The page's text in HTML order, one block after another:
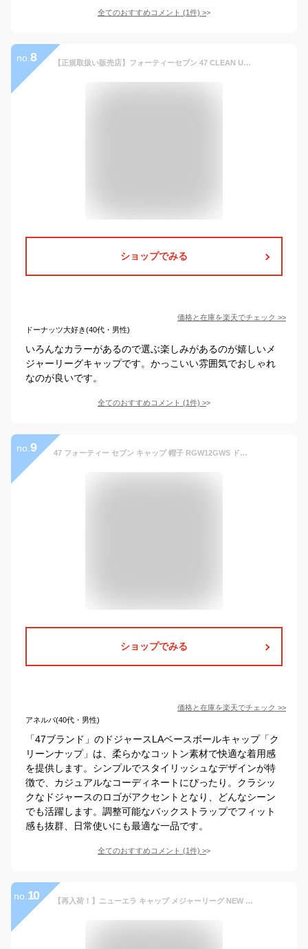
全てのおすすめコメント (1件) >
no. 8 【正規取扱い販売店】フォーティーセブン 47 CLEAN UP クリーンアップ メンズ レディース ユニセックス ジュニア キャップ ベースボールキャップ おしゃれ 人気 オールシーズン 男女兼用 MLB 日除け 紫外線対策 UVケア 日焼け予防 お出かけ メジャーリーグ
ショップでみる
価格と在庫を楽天でチェック >>
ドーナッツ大好き(40代・男性)
いろんなカラーがあるので選ぶ楽しみがあるのが嬉しいメ
ジャーリーグキャップです。かっこいい雰囲気でおしゃれ
なのが良いです。
全てのおすすめコメント (1件) >
no. 9 47 フォーティー セブン キャップ 帽子 RGW12GWS ドジャース LA ベースボールキャップ クリーンナップ 柔らか コットン 47BRAND DODGERS CLEAN UP
ショップでみる
価格と在庫を楽天でチェック >>
アネルバ(40代・男性)
「47ブランド」のドジャースLAベースボールキャップ「ク
リーンナップ」は、柔らかなコットン素材で快適な着用感
を提供します。シンプルでスタイリッシュなデザインが特
徴で、カジュアルなコーディネートにぴったり。クラシッ
クなドジャースのロゴがアクセントとなり、どんなシーン
でも活躍します。調整可能なバックストラップでフィット
感も抜群、日常使いにも最適な一品です。
全てのおすすめコメント (1件) >
no. 10 【再入荷！】ニューエラ キャップ メジャーリーグ NEW ERA 9FORTY パドレス レッドソックス カブス アストロズ ホワイトソックス マリナーズ ツインズ タイガース アスレチックス メッツ パイレーツ ブレーブス エンゼルス メンズ レディース 帽子 MLB ベースボール